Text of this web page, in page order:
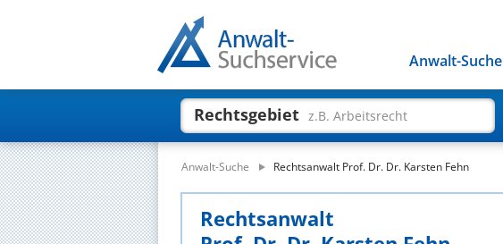
Anwalt-Suche
Rechtsgebiet z.B. Arbeitsrecht
Anwalt-Suche Rechtsanwalt Prof. Dr. Dr. Karsten Fehn
Rechtsanwalt